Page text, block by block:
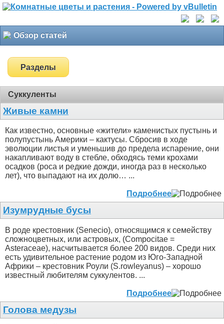
Обзор статей
Разделы
Суккуленты
Живые камни
Как известно, основные «жители» каменистых пустынь и
полупустынь Америки – кактусы. Сбросив в ходе
эволюции листья и уменьшив до предела испарение, они
накапливают воду в стебле, обходясь теми крохами
осадков (роса и редкие дожди, иногда раз в несколько
лет), что выпадают на их долю… ...
Подробнее
Изумрудные бусы
В роде крестовник (Senecio), относящимся к семейству
сложноцветных, или астровых, (Compocitae =
Asteraceae), насчитывается более 200 видов. Среди них
есть удивительное растение родом из Юго-Западной
Африки – крестовник Роули (S.rowleyanus) – хорошо
известный любителям суккулентов. ...
Подробнее
Голова медузы